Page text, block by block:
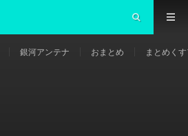
銀河アンテナ おまとめ まとめく